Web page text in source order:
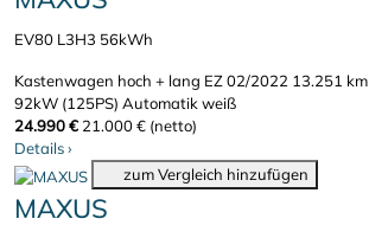
EV80 L3H3 56kWh
Kastenwagen hoch + lang EZ 02/2022 13.251 km
92kW (125PS) Automatikweiß
24.990 € 21.000 € (netto)
Details›
zum Vergleich hinzufügen
MAXUS